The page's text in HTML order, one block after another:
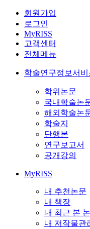
회원가입
로그인
MyRISS
고객센터
전체메뉴
학술연구정보서비
학위논문
국내학술논
해외학술논
학술지
단행본
연구보고서
공개강의
MyRISS
내 추천논문
내 책장
내 최근 본
내 저작물관